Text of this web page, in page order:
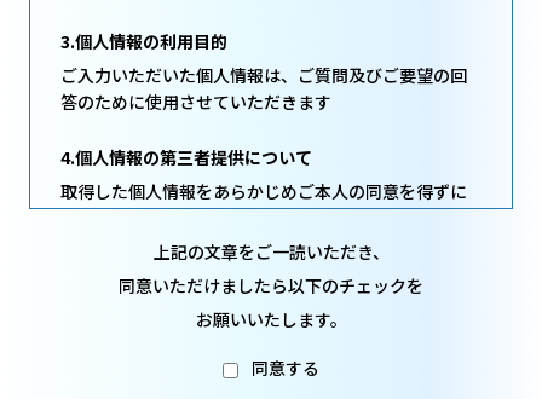
3.個人情報の利用目的
ご入力いただいた個人情報は、ご質問及びご要望の回
答のために使用させていただきます
4.個人情報の第三者提供について
取得した個人情報をあらかじめご本人の同意を得ずに
5.個人情報の取り扱いの委託について
取得した個人情報の取扱いの全部または、一部を当社
指定の委託業者へ委託することがあります
上記の文章をご一読いただき、
同意いただけましたら以下のチェックを
お願いいたします。
同意する